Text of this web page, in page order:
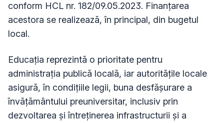
conform HCL nr. 182/09.05.2023. Finanțarea
acestora se realizează, în principal, din bugetul
local.
Educația reprezintă o prioritate pentru
administrația publică locală, iar autoritățile locale
asigură, în condițiile legii, buna desfășurare a
învățământului preuniversitar, inclusiv prin
dezvoltarea și întreținerea infrastructurii și a